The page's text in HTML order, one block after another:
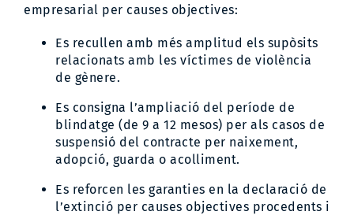
empresarial per causes objectives:
Es recullen amb més amplitud els supòsits
relacionats amb les víctimes de violència
de gènere.
Es consigna l’ampliació del període de
blindatge (de 9 a 12 mesos) per als casos de
suspensió del contracte per naixement,
adopció, guarda o acolliment.
Es reforcen les garanties en la declaració de
l’extinció per causes objectives procedents i